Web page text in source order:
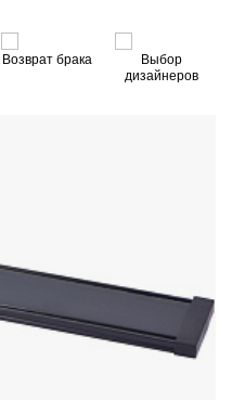
Выбор
Заботливый
менеджер